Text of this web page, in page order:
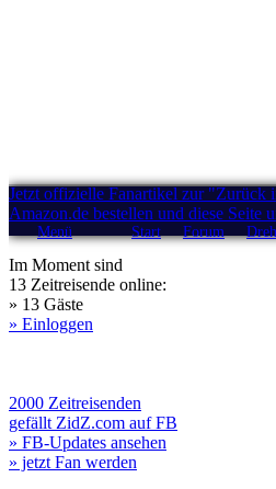
Jetzt offizielle Fanartikel zur "Zurück
Amazon.de bestellen und diese Seite
Menü Start Forum
Im Moment sind
13 Zeitreisende online:
» 13 Gäste
» Einloggen
2000 Zeitreisenden
gefällt ZidZ.com auf FB
» FB-Updates ansehen
» jetzt Fan werden